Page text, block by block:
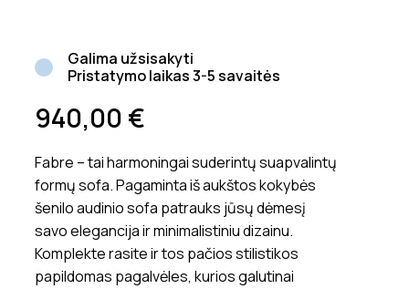
Galima užsisakyti
Pristatymo laikas 3-5 savaitės
940,00 €
Fabre – tai harmoningai suderintų suapvalintų
formų sofa. Pagaminta iš aukštos kokybės
šenilo audinio sofa patrauks jūsų dėmesį
savo elegancija ir minimalistiniu dizainu.
Komplekte rasite ir tos pačios stilistikos
papildomas pagalvėles, kurios galutinai